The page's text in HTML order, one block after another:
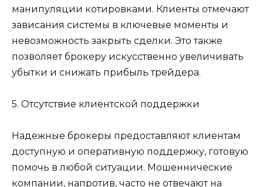
манипуляции котировками. Клиенты отмечают
зависания системы в ключевые моменты и
невозможность закрыть сделки. Это также
позволяет брокеру искусственно увеличивать
убытки и снижать прибыль трейдера.
5. Отсутствие клиентской поддержки
Надежные брокеры предоставляют клиентам
доступную и оперативную поддержку, готовую
помочь в любой ситуации. Мошеннические
компании, напротив, часто не отвечают на